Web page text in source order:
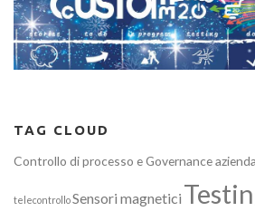
TAG CLOUD
Controllo di processo e Governance
telecontrolloSensori magnetici